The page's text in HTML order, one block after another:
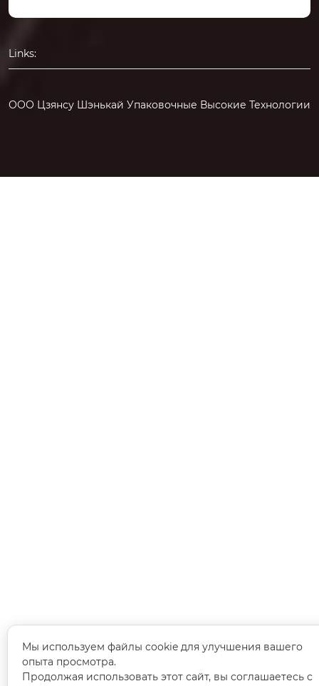
Links:
ООО Цзянсу Шэнькай Упаковочные Высокие Технологии
Мы используем файлы cookie для улучшения вашего
опыта просмотра.
Продолжая использовать этот сайт, вы соглашаетесь с